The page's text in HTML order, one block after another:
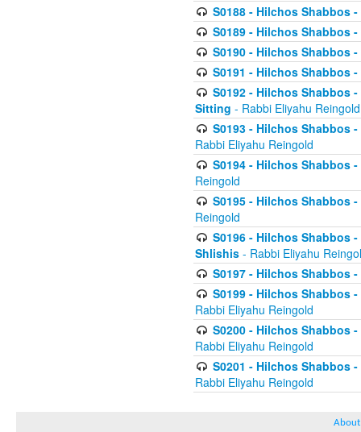
S0188 - Hilchos Shabbos
S0189 - Hilchos Shabbos
S0190 - Hilchos Shabbos
S0191 - Hilchos Shabbos
S0192 - Hilchos Shabbos
Sitting - Rabbi Eliyahu Reingold
S0193 - Hilchos Shabbos
Rabbi Eliyahu Reingold
S0194 - Hilchos Shabbos
Reingold
S0195 - Hilchos Shabbos
Reingold
S0196 - Hilchos Shabbos
Shlishis - Rabbi Eliyahu
S0197 - Hilchos Shabbos
S0199 - Hilchos Shabbos
Rabbi Eliyahu Reingold
S0200 - Hilchos Shabbos
Rabbi Eliyahu Reingold
S0201 - Hilchos Shabbos
Rabbi Eliyahu Reingold
About